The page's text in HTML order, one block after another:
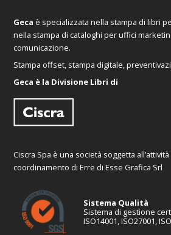
Geca è specializzata nella stampa di libri
nella stampa di cataloghi per uffici
comunicazione.
Stampa offset, stampa digitale,
Geca è la Divisione Libri di
Ciscra Spa è una società soggetta
coordinamento di Erre di Esse Grafica Srl
Sistema Qualità
Sistema di gestione
ISO14001, ISO27001,